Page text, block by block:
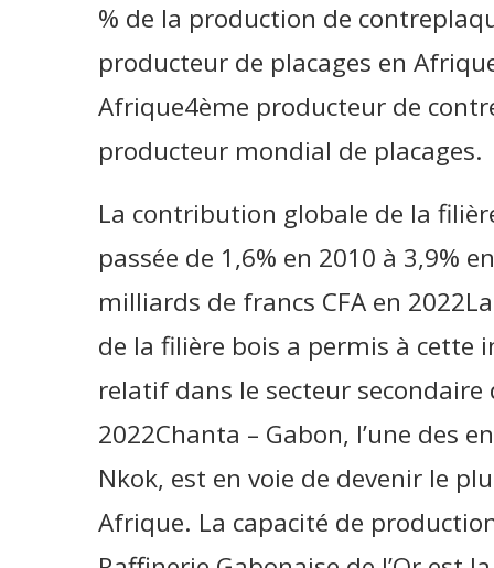
% de la production de
producteur de placages en
Afrique4ème producteur de
producteur mondial de placages.
La contribution globale de la
passée de 1,6% en 2010 à 3,9%
milliards de francs CFA en
de la filière bois a permis à cette
relatif dans le secteur secondaire
2022Chanta – Gabon, l’une des
Nkok, est en voie de devenir le
Afrique. La capacité de